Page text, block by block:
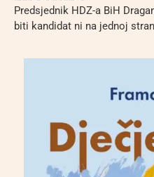
Predsjednik HDZ-a BiH
biti kandidat ni na jednoj